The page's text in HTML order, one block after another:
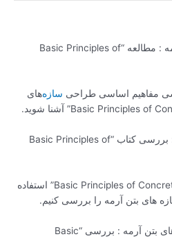
مبانی طراحی سازه‌های بتن آرمه : مطالعه “Basic Principles of
مفاهیم اساسی طراحی سازه‌های
کاربردهای سازه های بتن آرمه : بررسی کتاب “Basic Principles of
در این بخش، از کتاب “Basic Principles of Concrete 2016” استفاده
های بتن آرمه را بررسی کنیم.
مواد و روش‌های ساخت سازه های بتن آرمه : بررسی “Basic